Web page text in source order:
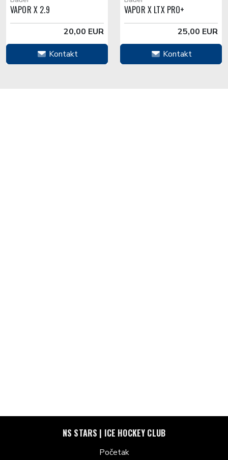
VAPOR X 2.9
20,00 EUR
Kontakt
VAPOR X LTX PRO+
25,00 EUR
Kontakt
NS STARS | ICE HOCKEY CLUB
Početak